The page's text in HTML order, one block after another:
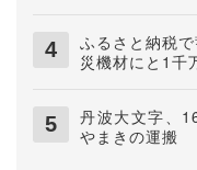
ふるさと納税
災機材にと1千
丹波大文字、
やまきの運搬